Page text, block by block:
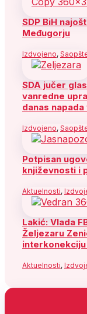
SDP BiH
Međugorju
Izdvojeno,
SDA jučer
vanredne
danas
Izdvojeno,
Potpisan
književnosti i
Aktuelnosti,
Lakić: Vlada
Željezaru
Aktuelnosti,